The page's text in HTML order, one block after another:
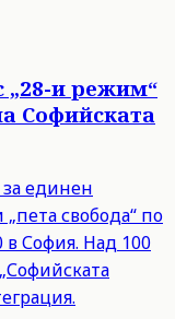
„28-и режим“
Софийската
единен
свобода“ по
в София. Над 100